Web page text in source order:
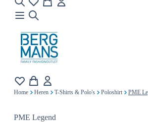
Home Heren T-Shirts & Polo's Poloshirt PME
PME Legend